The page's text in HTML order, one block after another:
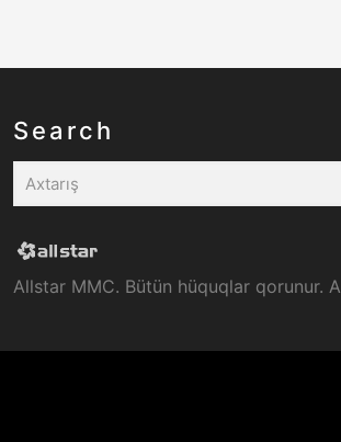
Search
Allstar MMC. Bütün hüquqlar qorunur.